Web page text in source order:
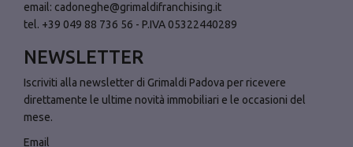
email: cadoneghe@grimaldifranchising.it
tel. +39 049 88 736 56 - P.IVA 05322440289
NEWSLETTER
Iscriviti alla newsletter di Grimaldi Padova per ricevere
direttamente le ultime novità immobiliari e le occasioni del
mese.
Email